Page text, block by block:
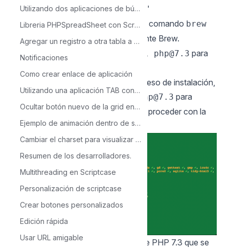
Utilizando dos aplicaciones de búsqueda para acceder a un formulario
Libreria PHPSpreadSheet con Scriptcase
Agregar un registro a otra tabla a partir de una condición
Notificaciones
Como crear enlace de aplicación
Utilizando una aplicación TAB con varias aplicaciones y con un solo parametro
Ocultar botón nuevo de la grid en tiempo de ejecución
Ejemplo de animación dentro de scriptcase
Cambiar el charset para visualizar los registros.
Resumen de los desarrolladores.
Multithreading en Scriptcase
Personalización de scriptcase
Crear botones personalizados
Edición rápida
Usar URL amigable
ew/install/master/install)"
2 - En el terminal macOS y ejecute el comando brew
updatepara actualizar el componente Brew.
3 - Usa el comando
brew install php@7.3 para
4 - Una vez que se complete el proceso de instalación,
ejecute el comando
brew info php@7.3 para
obtener la información, necesitamos proceder con la
configuración del entorno.
5 - Debe configurar Apache para que PHP 7.3 que se